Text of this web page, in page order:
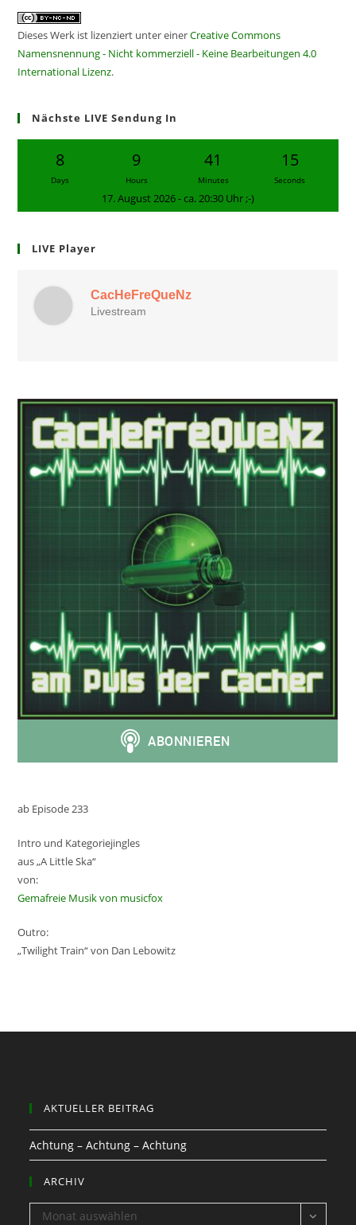
Dieses Werk ist lizenziert unter einerCreative Commons
Namensnennung - Nicht kommerziell - Keine Bearbeitungen 4.0
International Lizenz.
Nächste LIVE Sendung In
8
Days
9
Hours
41
Minutes
14
Seconds
17. August 2026 - ca. 20:30 Uhr ;-)
LIVE Player
ab Episode 233
Intro und Kategoriejingles
aus „A Little Ska“
von:
Gemafreie Musik von musicfox
Outro:
„Twilight Train“ von Dan Lebowitz
AKTUELLER BEITRAG
Achtung – Achtung – Achtung
ARCHIV
ARCHIV
Monat auswählen